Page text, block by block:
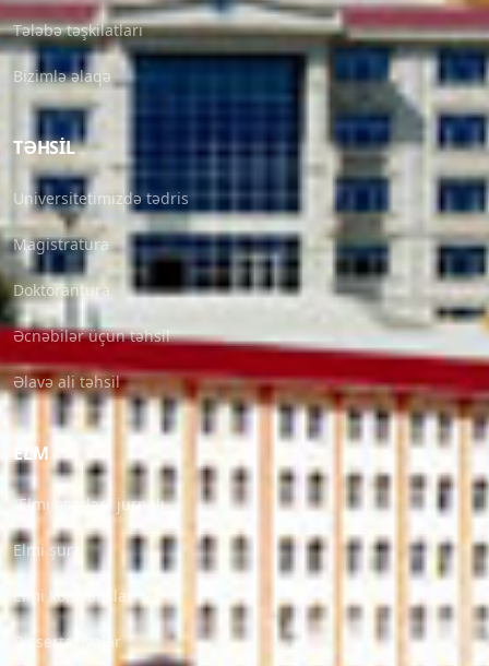
Tələbə təşkilatları
Bizimlə əlaqə
TƏHSIL
Universitetimizdə tədris
Magistratura
Doktorantura
Əcnəbilər üçün təhsil
Əlavə ali təhsil
ELM
“Elmi əsərlər” jurnalı
Elmi şura
Elmi konfranslar
Dissertasiyalar